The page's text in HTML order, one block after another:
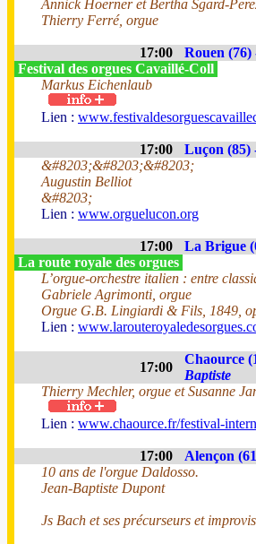
Annick Hoerner et Bertha Sgard-
Thierry Ferré, orgue
17:00 Rouen (76)
Festival des orgues Cavaillé-Coll
Markus Eichenlaub
Lien :
17:00 Luçon (85)
&#8203;&#8203;&#8203;
Augustin Belliot
&#8203;
Lien : www.orguelucon.org
17:00
La Brigue
La route royale des orgues
L’orgue-orchestre italien : entre
Gabriele Agrimonti, orgue
Orgue G.B. Lingiardi & Fils, 1849,
Lien :
17:00
Chaource
Baptiste
Thierry Mechler, orgue et Susanne
Lien : www.chaource.fr/festival-
17:00 Alençon
10 ans de l'orgue Daldosso.
Jean-Baptiste Dupont
Js Bach et ses précurseurs et